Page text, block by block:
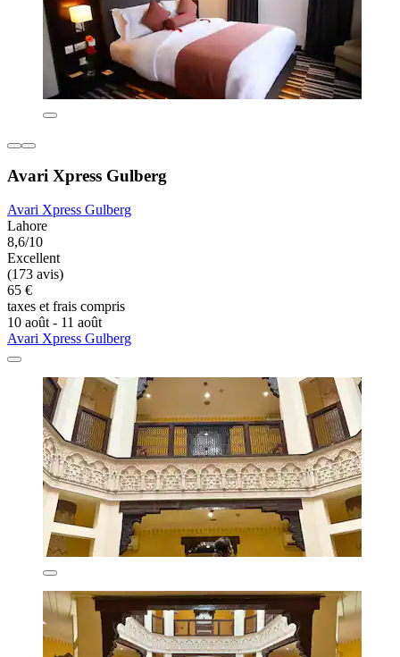
Avari Xpress Gulberg
Avari Xpress Gulberg
Lahore
8,6/10
Excellent
(173 avis)
65 €
taxes et frais compris
10 août - 11 août
Avari Xpress Gulberg